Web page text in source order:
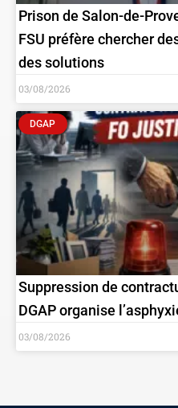
Prison de Salon-de-
FSU préfère chercher
des solutions
03/08/2026
DGAP
Suppression de
DGAP organise
03/08/2026